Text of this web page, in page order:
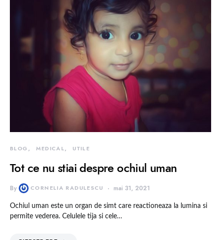
BLOG MEDICAL UTILE
Tot ce nu stiai despre ochiul uman
By CORNELIA RADULESCU mai 31, 2021
Ochiul uman este un organ de simt care reactioneaza la lumina si
permite vederea. Celulele tija si cele…